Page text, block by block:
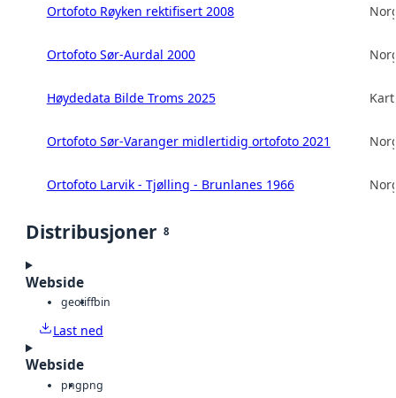
Ortofoto Røyken rektifisert 2008
Ortofoto Sør-Aurdal 2000
Høydedata Bilde Troms 2025
Ortofoto Sør-Varanger midlertidig ortofoto 2021
Ortofoto Larvik - Tjølling - Brunlanes 1966
Distribusjoner 8
Webside
geotiffbin
Last ned
Webside
pngpng